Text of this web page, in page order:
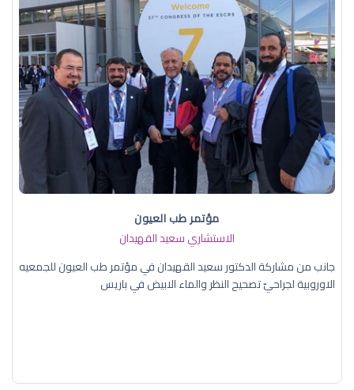
مؤتمر طب العيون
الاستشاري سعيد القهيدان
جانب من مشاركة الدكتور سعيد القهيدان في مؤتمر طب العيون للجمعيه
الاوروبية لجراحيّ تصحيح النظر والماء الابيض في باريس